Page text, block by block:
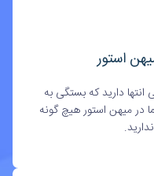
استور
دارید که بستگی به
در میهن استور هیچ گونه